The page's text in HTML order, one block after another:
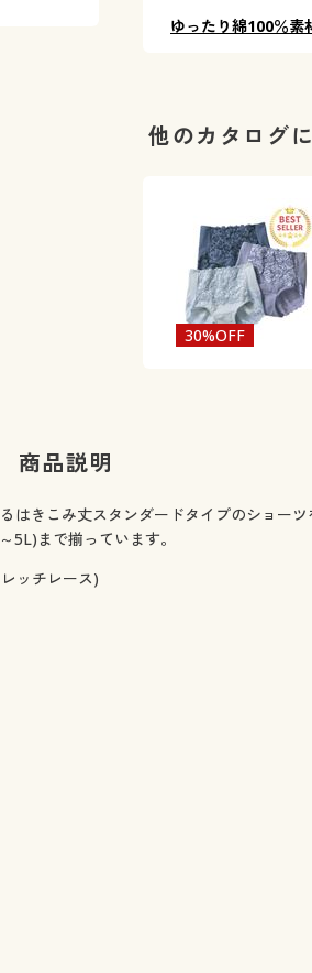
ゆったり綿100％素
他のカタログ
30%OFF
商品説明
きこみ丈スタンダードタイプのショー
5L)まで揃っています。
ッチレース)